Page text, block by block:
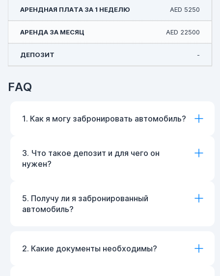
AED 5250
AED 22500
-
FAQ
1. Как я могу забронировать автомобиль?
3. Что такое депозит и для чего он
нужен?
5. Получу ли я забронированный
автомобиль?
2. Какие документы необходимы?